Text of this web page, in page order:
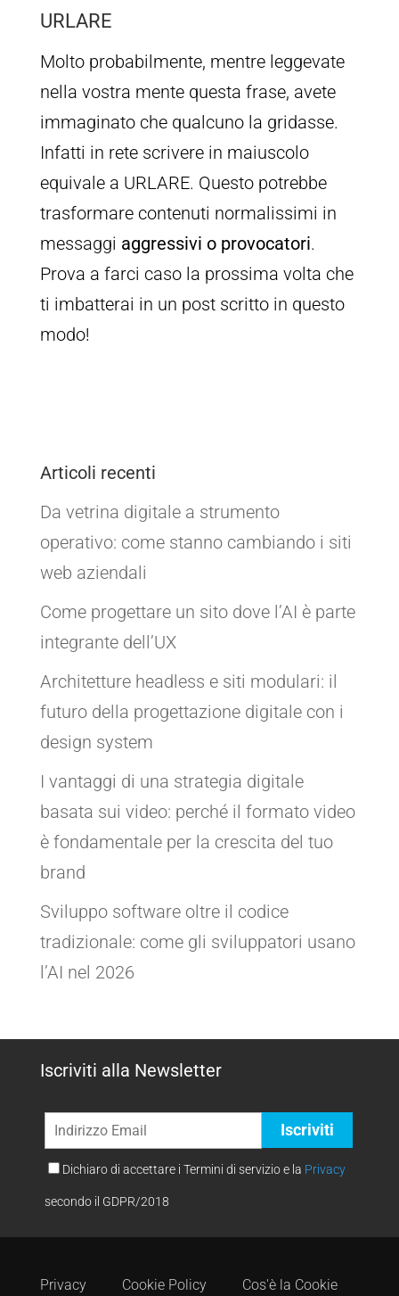
URLARE
Molto probabilmente, mentre leggevate
nella vostra mente questa frase, avete
immaginato che qualcuno la gridasse.
Infatti in rete scrivere in maiuscolo
equivale a URLARE. Questo potrebbe
trasformare contenuti normalissimi in
messaggi aggressivi o provocatori.
Prova a farci caso la prossima volta che
ti imbatterai in un post scritto in questo
modo!
Articoli recenti
Da vetrina digitale a strumento
operativo: come stanno cambiando i siti
web aziendali
Come progettare un sito dove l’AI è parte
integrante dell’UX
Architetture headless e siti modulari: il
futuro della progettazione digitale con i
design system
I vantaggi di una strategia digitale
basata sui video: perché il formato video
è fondamentale per la crescita del tuo
brand
Sviluppo software oltre il codice
tradizionale: come gli sviluppatori usano
l’AI nel 2026
Iscriviti alla Newsletter
Dichiaro di accettare i Termini di servizio e la Privacy
secondo il GDPR/2018
Privacy Cookie Policy Cos'è la Cookie